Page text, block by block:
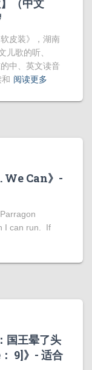
（中文
皮装》，湖南
歌的听、
中、英文读音
阅读更多
We Can》-
I can run. If
国王晕了头
9]》- 适合